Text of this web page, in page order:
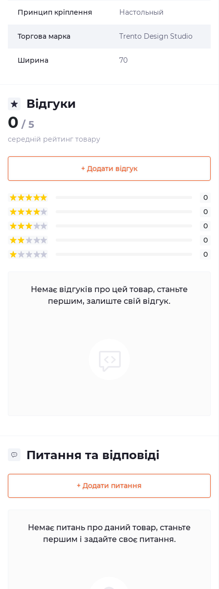
Принцип кріплення Настольный
Торгова марка Trento Design Studio
Ширина 70
Відгуки
0 / 5
середній рейтинг товару
+ Додати відгук
0
0
0
0
0
Немає відгуків про цей товар, станьте
першим, залиште свій відгук.
Питання та відповіді
+ Додати питання
Немає питань про даний товар, станьте
першим і задайте своє питання.